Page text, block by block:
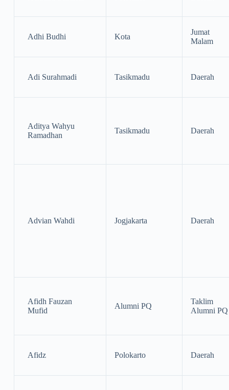
Adhi Budhi Kota
Jumat
Malam
Adi Surahmadi Tasikmadu Daerah
Aditya Wahyu
Ramadhan
Tasikmadu Daerah
Advian Wahdi Jogjakarta Daerah
Afidh Fauzan
Mufid
Alumni PQ
Taklim
Alumni PQ
Afidz Polokarto Daerah